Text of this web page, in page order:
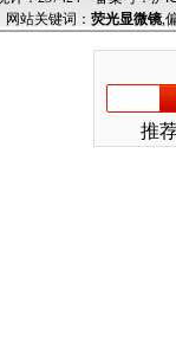
网站关键词： 荧光显微镜,
推